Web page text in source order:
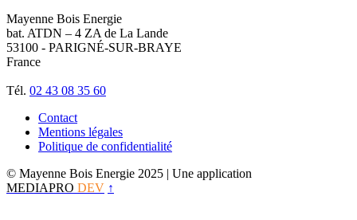
Mayenne Bois Energie
bat. ATDN – 4 ZA de La Lande
53100 - PARIGNÉ-SUR-BRAYE
France
Tél. 02 43 08 35 60
Contact
Mentions légales
Politique de confidentialité
© Mayenne Bois Energie 2025 | Une application
MEDIAPRO DEV ↑